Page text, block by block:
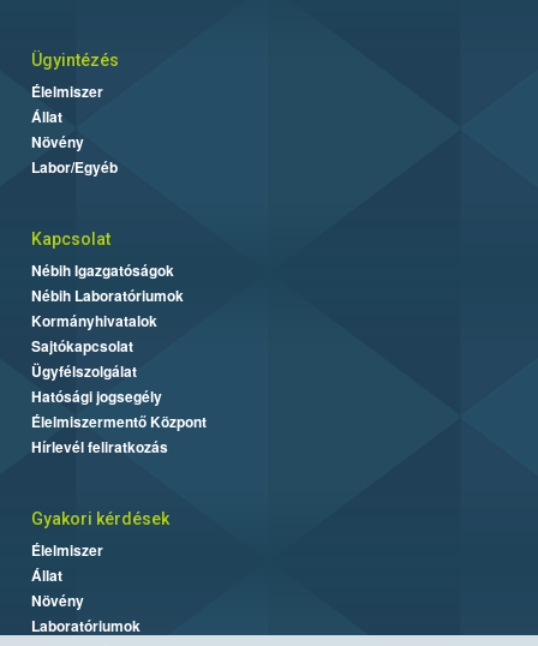
Ügyintézés
Élelmiszer
Állat
Növény
Labor/Egyéb
Kapcsolat
Nébih Igazgatóságok
Nébih Laboratóriumok
Kormányhivatalok
Sajtókapcsolat
Ügyfélszolgálat
Hatósági jogsegély
Élelmiszermentő Központ
Hírlevél feliratkozás
Gyakori kérdések
Élelmiszer
Állat
Növény
Laboratóriumok